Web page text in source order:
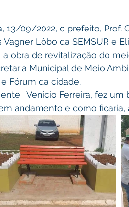
Lôbo da SEMSUR e
obra de revitalização do
Municipal de Meio
Fórum da cidade.
andamento e como ficaria,